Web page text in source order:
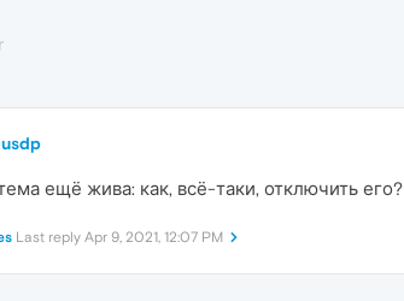
ещё жива: как, всё-таки, отключить его?
Last reply Apr 9, 2021, 12:07 PM